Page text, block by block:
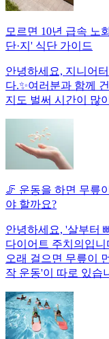
모르면 10년 급속 노
단·지' 식단 가이드
안녕하세요, 지니어
다.✨여러분과 함께
지도 벌써 시간이 많
🦵 운동을 하면 무릎
야 할까요?
안녕하세요, '살부터
다이어트 주치의입
오래 걸으면 무릎이
작 운동'이 따로 있습